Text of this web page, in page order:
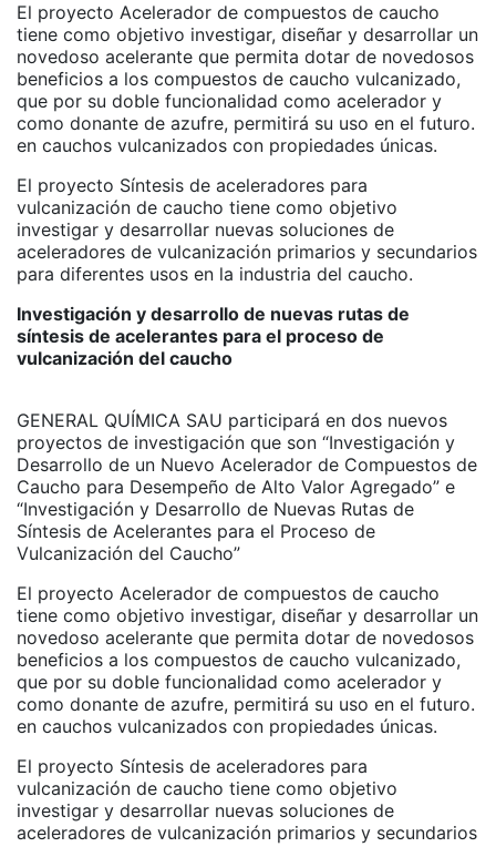
El proyecto Acelerador de compuestos de caucho
tiene como objetivo investigar, diseñar y desarrollar un
novedoso acelerante que permita dotar de novedosos
beneficios a los compuestos de caucho vulcanizado,
que por su doble funcionalidad como acelerador y
como donante de azufre, permitirá su uso en el futuro.
en cauchos vulcanizados con propiedades únicas.
El proyecto Síntesis de aceleradores para
vulcanización de caucho tiene como objetivo
investigar y desarrollar nuevas soluciones de
aceleradores de vulcanización primarios y secundarios
para diferentes usos en la industria del caucho.
Investigación y desarrollo de nuevas rutas de
síntesis de acelerantes para el proceso de
vulcanización del caucho
GENERAL QUÍMICA SAU participará en dos nuevos
proyectos de investigación que son “Investigación y
Desarrollo de un Nuevo Acelerador de Compuestos de
Caucho para Desempeño de Alto Valor Agregado” e
“Investigación y Desarrollo de Nuevas Rutas de
Síntesis de Acelerantes para el Proceso de
Vulcanización del Caucho”
El proyecto Acelerador de compuestos de caucho
tiene como objetivo investigar, diseñar y desarrollar un
novedoso acelerante que permita dotar de novedosos
beneficios a los compuestos de caucho vulcanizado,
que por su doble funcionalidad como acelerador y
como donante de azufre, permitirá su uso en el futuro.
en cauchos vulcanizados con propiedades únicas.
El proyecto Síntesis de aceleradores para
vulcanización de caucho tiene como objetivo
investigar y desarrollar nuevas soluciones de
aceleradores de vulcanización primarios y secundarios